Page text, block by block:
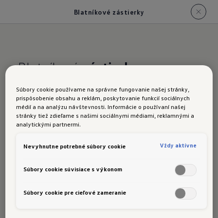
Blatníkové zástierky
Blatníkovézástierky
životnosťou pre prednú aj zadnú časť vozidla
pomáhajú chrániť bočné prahy, dvere a
podvozok pred nečistotami a drobnými
Súbory cookie používame na správne fungovanie našej stránky,
prispôsobenie obsahu a reklám, poskytovanie funkcií sociálnych
médií a na analýzu návštevnosti. Informácie o používaní našej
stránky tiež zdieľame s našimi sociálnymi médiami, reklamnými a
analytickými partnermi.
Nevyhnutne potrebné súbory cookie Vždy aktívne
Súbory cookie súvisiace s výkonom
Súbory cookie pre cieľové zameranie